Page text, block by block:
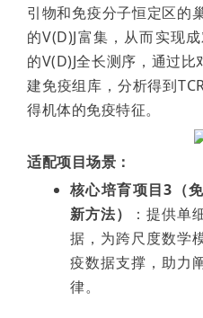
引物和免疫分子恒定区的
的V(D)J富集，从而实现
的V(D)J全长测序，通过
建免疫组库，分析得到
得机体的免疫特征。
适配项目场景：
核心培育项目3（
新方法）
：提供单
据，为跨尺度数学
疫数据支撑，助力
律。